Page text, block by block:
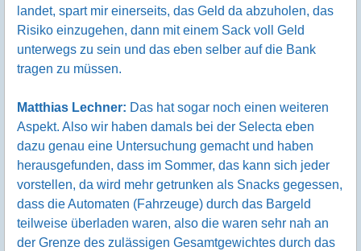
landet, spart mir einerseits, das Geld da abzuholen, das
Risiko einzugehen, dann mit einem Sack voll Geld
unterwegs zu sein und das eben selber auf die Bank
tragen zu müssen.
Matthias Lechner: Das hat sogar noch einen weiteren
Aspekt. Also wir haben damals bei der Selecta eben
dazu genau eine Untersuchung gemacht und haben
herausgefunden, dass im Sommer, das kann sich jeder
vorstellen, da wird mehr getrunken als Snacks gegessen,
dass die Automaten (Fahrzeuge) durch das Bargeld
teilweise überladen waren, also die waren sehr nah an
der Grenze des zulässigen Gesamtgewichtes durch das